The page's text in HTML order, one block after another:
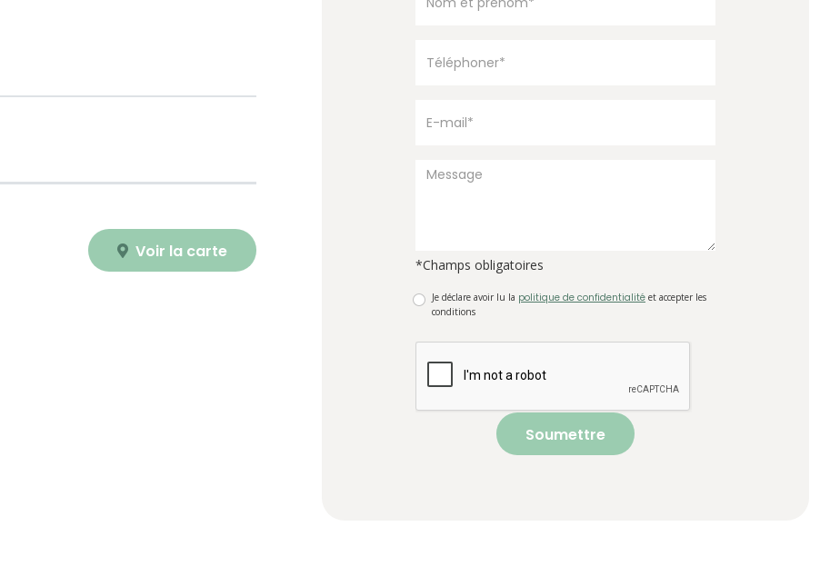
Voir la carte
*Champs obligatoires
Je déclare avoir lu la politique de confidentialité et accepter les
conditions
Soumettre